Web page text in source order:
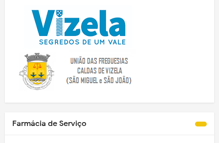
Farmácia de Serviço